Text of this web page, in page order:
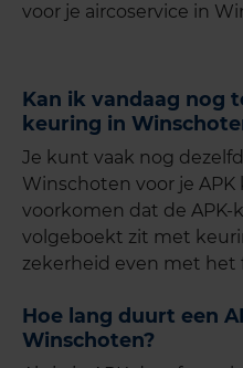
voor je aircoservice in
Kan ik vandaag nog
keuring in
Je kunt vaak nog
Winschoten voor je
voorkomen dat de APK-
volgeboekt zit met
zekerheid even met het
Hoe lang duurt een
Winschoten?